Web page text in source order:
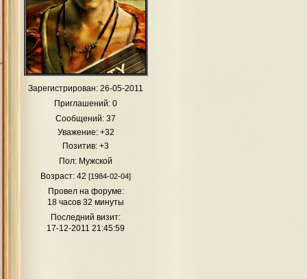
Зарегистрирован: 26-05-2011
Приглашений: 0
Сообщений: 37
Уважение: +32
Позитив: +3
Пол: Мужской
Возраст: 42 [1984-02-04]
Провел на форуме:
18 часов 32 минуты
Последний визит:
17-12-2011 21:45:59